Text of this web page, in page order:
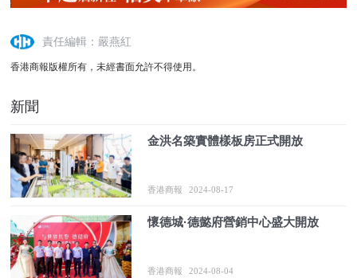
責任編輯：嚴燕紅
香港商報版權所有，未經書面允許不得使用。
新聞
金洪名築實體樣板房正式開放
香港商報 2024-08-17
懷德城·德懿府營銷中心盛大開放
香港商報 2024-08-04